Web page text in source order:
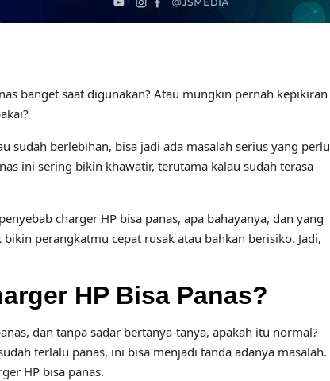
banget saat digunakan? Atau mungkin pernah kepikiran
sudah berlebihan, bisa jadi ada masalah serius yang perlu
ini sering bikin khawatir, terutama kalau sudah terasa
charger HP bisa panas, apa bahayanya, dan yang
perangkatmu cepat rusak atau bahkan berisiko. Jadi,
HP Bisa Panas?
dan tanpa sadar bertanya-tanya, apakah itu normal?
terlalu panas, ini bisa menjadi tanda adanya masalah.
HP bisa panas.